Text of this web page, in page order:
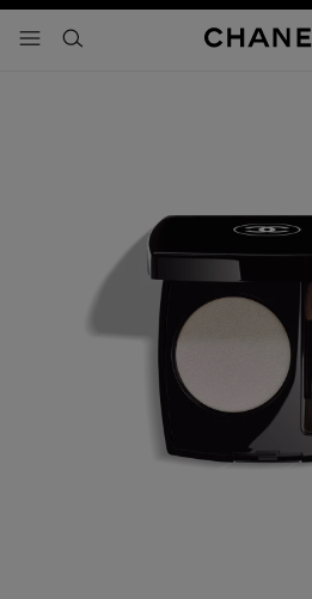
- navegación principal
buscar